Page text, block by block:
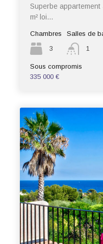
Superbe appartement
m² loi…
Chambres
3
Salles de
1
Sous compromis
335 000 €